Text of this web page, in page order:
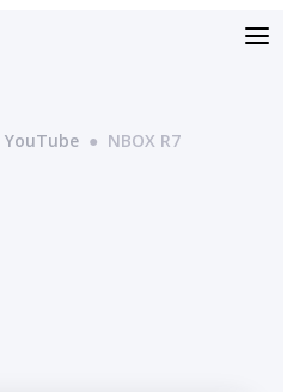
YouTube ● NBOX R7